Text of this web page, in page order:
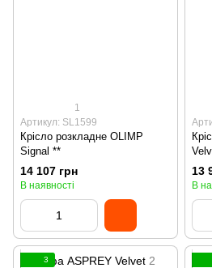
1
Артикул: SL1599
Крісло розкладне OLIMP
Signal **
14 107 грн
В наявності
13
В
3